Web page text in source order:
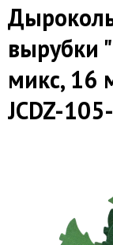
вырубки
микс, 16
JCDZ-